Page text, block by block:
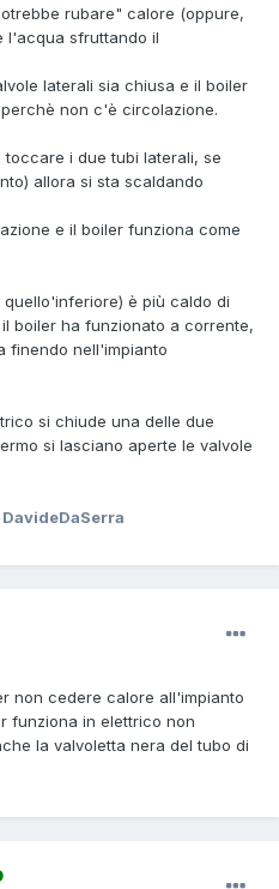
rubare" calore (oppure,
l'acqua sfruttando il
laterali sia chiusa e il boiler
non c'è circolazione.
i due tubi laterali, se
allora si sta scaldando
e il boiler funziona come
è più caldo di
boiler ha funzionato a corrente,
finendo nell'impianto
si chiude una delle due
si lasciano aperte le valvole
DavideDaSerra
non cedere calore all'impianto
funziona in elettrico non
la valvoletta nera del tubo di